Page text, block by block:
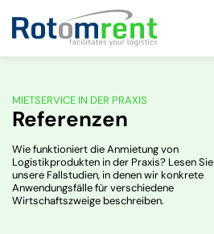
MIETSERVICE IN DER PRAXIS
Referenzen
Wie funktioniert die Anmietung von
Logistikprodukten in der Praxis? Lesen Sie
unsere Fallstudien, in denen wir konkrete
Anwendungsfälle für verschiedene
Wirtschaftszweige beschreiben.